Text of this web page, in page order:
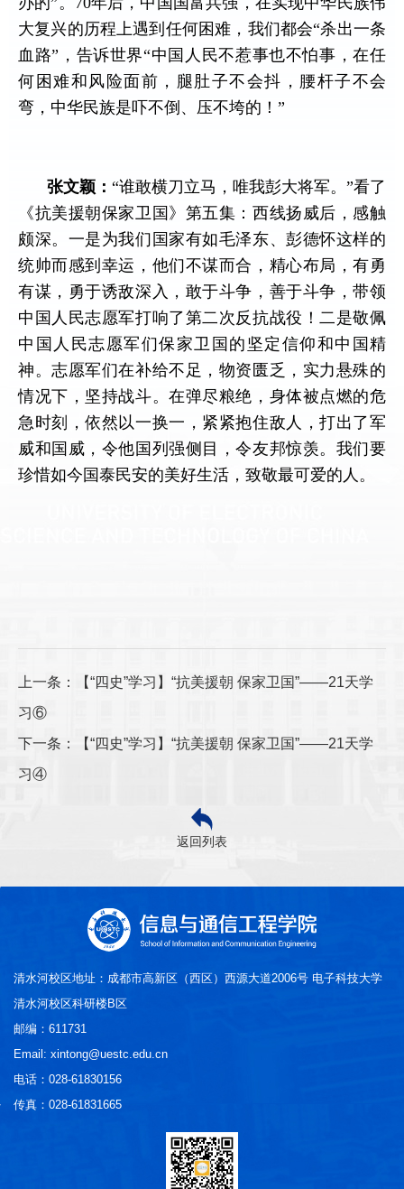
大复兴的历程上遇到任何困难，我们都会“杀出一条
血路”，告诉世界“中国人民不惹事也不怕事，在任
何困难和风险面前，腿肚子不会抖，腰杆子不会
弯，中华民族是吓不倒、压不垮的！”
张文颖： “谁敢横刀立马，唯我彭大将军。”看了
《抗美援朝保家卫国》第五集：西线扬威后，感触
颇深。一是为我们国家有如毛泽东、彭德怀这样的
统帅而感到幸运，他们不谋而合，精心布局，有勇
有谋，勇于诱敌深入，敢于斗争，善于斗争，带领
中国人民志愿军打响了第二次反抗战役！二是敬佩
中国人民志愿军们保家卫国的坚定信仰和中国精
神。志愿军们在补给不足，物资匮乏，实力悬殊的
情况下，坚持战斗。在弹尽粮绝，身体被点燃的危
急时刻，依然以一换一，紧紧抱住敌人，打出了军
威和国威，令他国列强侧目，令友邦惊羡。我们要
珍惜如今国泰民安的美好生活，致敬最可爱的人。
上一条：【“四史”学习】“抗美援朝 保家卫国”——21天学
习⑥
下一条：【“四史”学习】“抗美援朝 保家卫国”——21天学
习④
返回列表
清水河校区地址：成都市高新区（西区）西源大道2006号 电子科技大学
清水河校区科研楼B区
邮编：611731
Email: xintong@uestc.edu.cn
电话：028-61830156
传真：028-61831665